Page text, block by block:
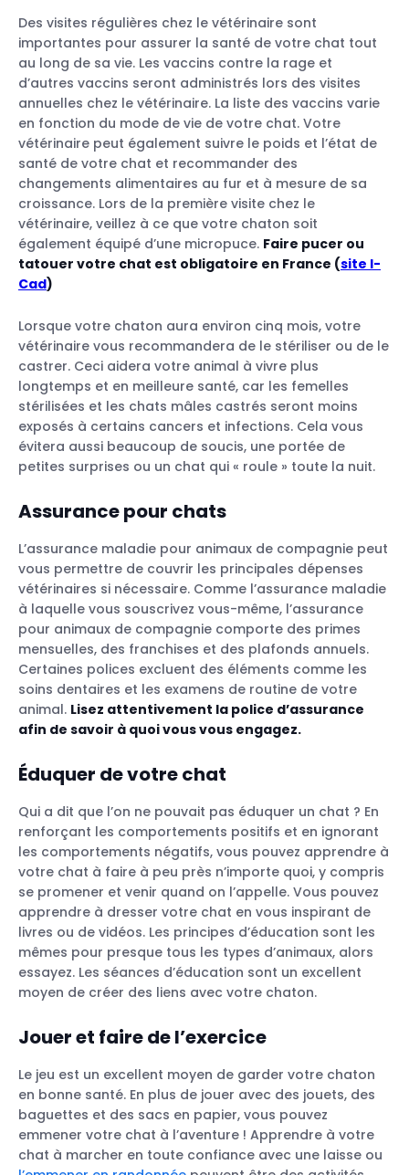
Des visites régulières chez le vétérinaire sont
importantes pour assurer la santé de votre chat tout
au long de sa vie. Les vaccins contre la rage et
d’autres vaccins seront administrés lors des visites
annuelles chez le vétérinaire. La liste des vaccins varie
en fonction du mode de vie de votre chat. Votre
vétérinaire peut également suivre le poids et l’état de
santé de votre chat et recommander des
changements alimentaires au fur et à mesure de sa
croissance. Lors de la première visite chez le
vétérinaire, veillez à ce que votre chaton soit
également équipé d’une micropuce. Faire pucer ou
tatouer votre chat est obligatoire en France (site I-
Cad)
Lorsque votre chaton aura environ cinq mois, votre
vétérinaire vous recommandera de le stériliser ou de le
castrer. Ceci aidera votre animal à vivre plus
longtemps et en meilleure santé, car les femelles
stérilisées et les chats mâles castrés seront moins
exposés à certains cancers et infections. Cela vous
évitera aussi beaucoup de soucis, une portée de
petites surprises ou un chat qui « roule » toute la nuit.
Assurance pour chats
L’assurance maladie pour animaux de compagnie peut
vous permettre de couvrir les principales dépenses
vétérinaires si nécessaire. Comme l’assurance maladie
à laquelle vous souscrivez vous-même, l’assurance
pour animaux de compagnie comporte des primes
mensuelles, des franchises et des plafonds annuels.
Certaines polices excluent des éléments comme les
soins dentaires et les examens de routine de votre
animal. Lisez attentivement la police d’assurance
afin de savoir à quoi vous vous engagez.
Éduquer de votre chat
Qui a dit que l’on ne pouvait pas éduquer un chat ? En
renforçant les comportements positifs et en ignorant
les comportements négatifs, vous pouvez apprendre à
votre chat à faire à peu près n’importe quoi, y compris
se promener et venir quand on l’appelle. Vous pouvez
apprendre à dresser votre chat en vous inspirant de
livres ou de vidéos. Les principes d’éducation sont les
mêmes pour presque tous les types d’animaux, alors
essayez. Les séances d’éducation sont un excellent
moyen de créer des liens avec votre chaton.
Jouer et faire de l’exercice
Le jeu est un excellent moyen de garder votre chaton
en bonne santé. En plus de jouer avec des jouets, des
baguettes et des sacs en papier, vous pouvez
emmener votre chat à l’aventure ! Apprendre à votre
chat à marcher en toute confiance avec une laisse ou